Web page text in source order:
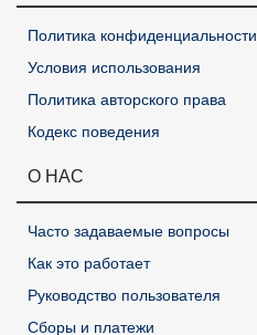
Политика конфиденциальности
Условия использования
Политика авторского права
Кодекс поведения
О НАС
Часто задаваемые вопросы
Как это работает
Руководство пользователя
Сборы и платежи